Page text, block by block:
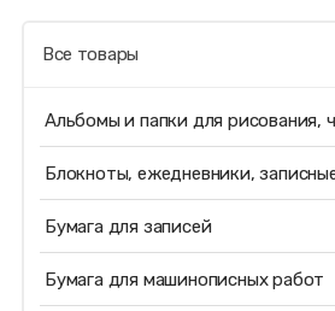
Все товары
Альбомы и папки для рисования,
Блокноты, ежедневники,
Бумага для записей
Бумага для машинописных работ